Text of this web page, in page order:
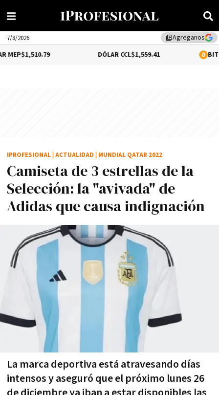
library_addAgreganos
7/8/2026
$1,559.41 0.2%
Camiseta de 3 estrellas de la
Selección: la "avivada" de
Adidas que causa indignación
La marca deportiva está atravesando días
intensos y aseguró que el próximo lunes 26
IPROFESIONAL ACTUALIDAD MUNDIAL QATAR 2022